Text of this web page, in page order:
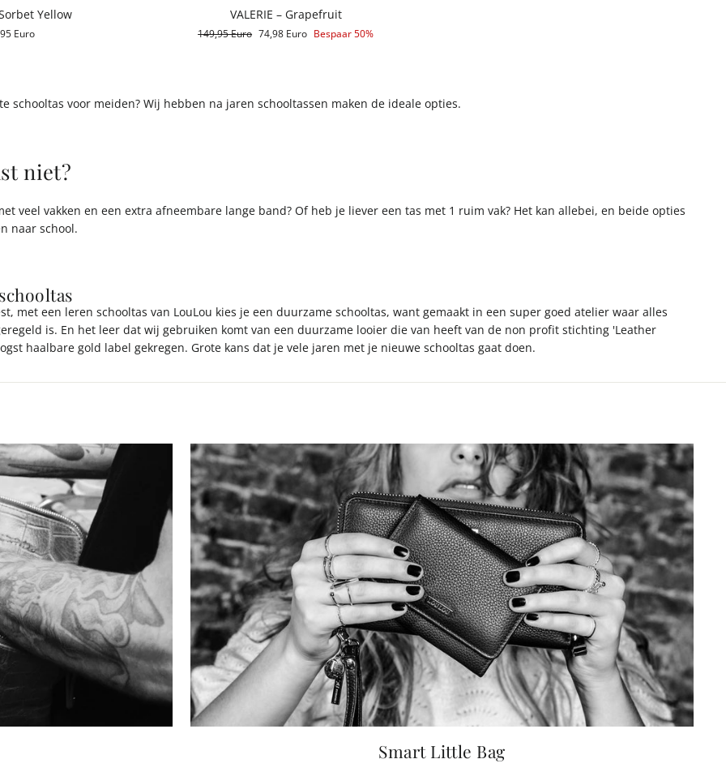
Yellow
Euro
VALERIE – Grapefruit
Reguliere
149,95 Euro Aanbiedingsprijs
74,98 Euro Bespaar 50%
schooltas voor meiden? Wij hebben na jaren schooltassen maken de ideale opties.
niet?
veel vakken en een extra afneembare lange band? Of heb je liever een tas met 1 ruim vak? Het kan allebei, en beide opties
naar school.
met een leren schooltas van LouLou kies je een duurzame schooltas, want gemaakt in een super goed atelier waar alles
is. En het leer dat wij gebruiken komt van een duurzame looier die van heeft van de non profit stichting 'Leather
haalbare gold label gekregen. Grote kans dat je vele jaren met je nieuwe schooltas gaat doen.
Smart Little Bag